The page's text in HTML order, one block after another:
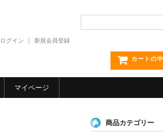
ログイン 新規会員登録
カートの中
マイページ
商品カテゴリー